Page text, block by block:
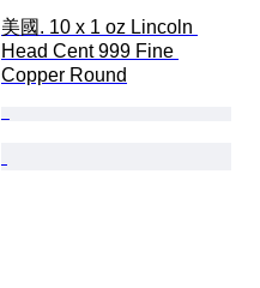
美國. 10 x 1 oz Lincoln
Head Cent 999 Fine
Copper Round